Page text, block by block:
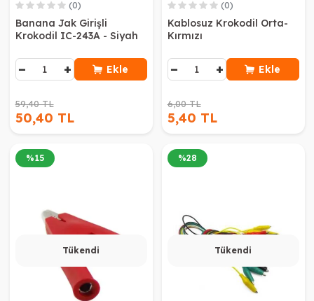
(0)
Banana Jak Girişli
Krokodil IC-243A - Siyah
− + Ekle
59,40 TL
50,40 TL
(0)
Kablosuz Krokodil Orta-
Kırmızı
− + Ekle
6,00 TL
5,40 TL
Tükendi
%15
Tükendi
%28